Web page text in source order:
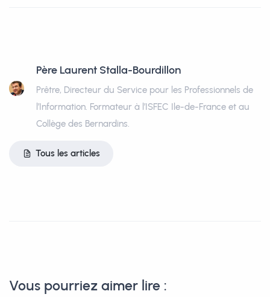
Père Laurent Stalla-Bourdillon
Prêtre, Directeur du Service pour les Professionnels de
l’Information. Formateur à l’ISFEC Ile-de-France et au
Collège des Bernardins.
Tous les articles
Vous pourriez aimer lire :